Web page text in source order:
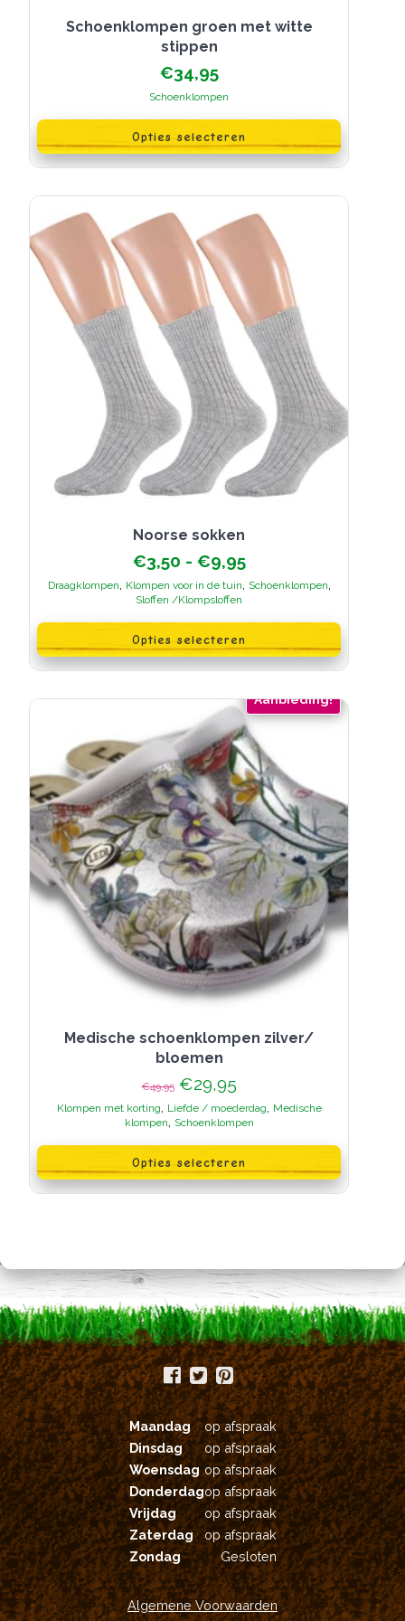
Schoenklompen groen met witte
stippen
€34,95
Schoenklompen
Opties selecteren
product
heeft
meerdere
variaties.
optie
gekozen
worden
op
de
productpagina
Noorse sokken
€3,50 - €9,95Prijsklasse:
€3,50
tot
Draagklompen, Klompen voor in de tuin, Schoenklompen,
Sloffen /Klompsloffen
Opties selecteren
product
heeft
meerdere
variaties.
optie
worden
de
productpagina
Aanbieding!
Medische schoenklompen zilver/
bloemen
€49,95 Oorspronkelijke
prijs
was:
€49,95.
€29,95Huidige
prijs
is:
€29,95.
Klompen met korting, Liefde / moederdag, Medische
klompen, Schoenklompen
Opties selecteren
product
heeft
meerdere
variaties.
worden
op
productpagina
Maandag
op afspraak
Dinsdag
op afspraak
Woensdag op afspraak
Donderdagop afspraak
Vrijdag
op afspraak
Zaterdag
op afspraak
Zondag
Gesloten
Algemene Voorwaarden